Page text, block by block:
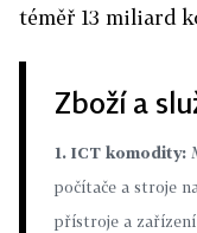
téměř 13 miliard
Zboží a
1. ICT komodity:
počítače a stroje
přístroje a